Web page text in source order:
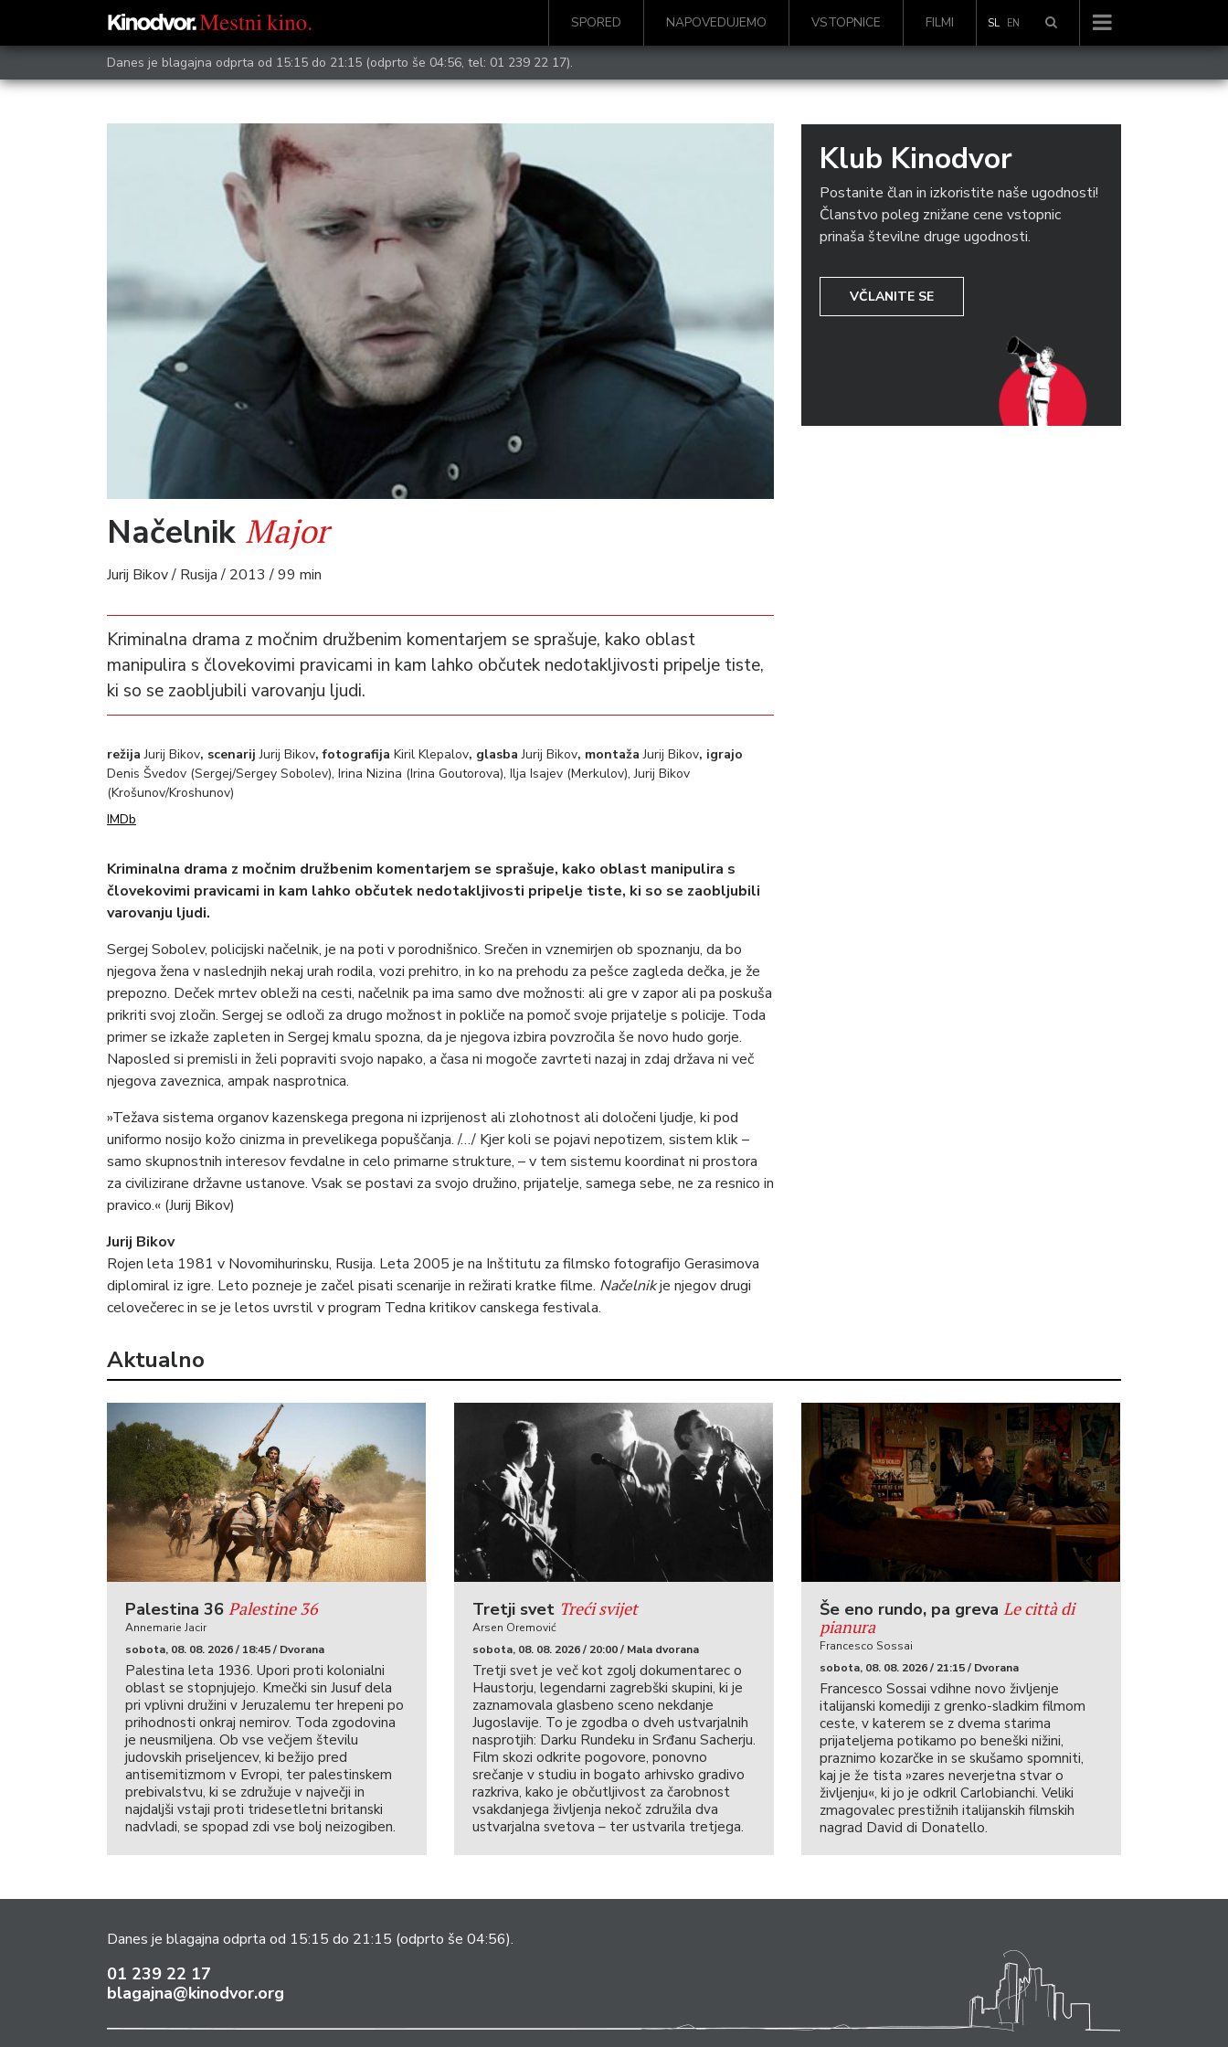
SPORED NAPOVEDUJEMO VSTOPNICE FILMI SL EN
Danes je blagajna odprta od 15:15 do 21:15 (odprto še 04:56, tel: 01 239 22 17).
Načelnik Major
Jurij Bikov / Rusija / 2013 / 99 min
Kriminalna drama z močnim družbenim komentarjem se sprašuje, kako oblast
manipulira s človekovimi pravicami in kam lahko občutek nedotakljivosti pripelje tiste,
ki so se zaobljubili varovanju ljudi.
režija Jurij Bikov, scenarij Jurij Bikov, fotografija Kiril Klepalov, glasba Jurij Bikov, montaža Jurij Bikov, igrajo
Denis Švedov (Sergej/Sergey Sobolev), Irina Nizina (Irina Goutorova), Ilja Isajev (Merkulov), Jurij Bikov
(Krošunov/Kroshunov)
IMDb
Kriminalna drama z močnim družbenim komentarjem se sprašuje, kako oblast manipulira s
človekovimi pravicami in kam lahko občutek nedotakljivosti pripelje tiste, ki so se zaobljubili
varovanju ljudi.
Sergej Sobolev, policijski načelnik, je na poti v porodnišnico. Srečen in vznemirjen ob spoznanju, da bo
njegova žena v naslednjih nekaj urah rodila, vozi prehitro, in ko na prehodu za pešce zagleda dečka, je že
prepozno. Deček mrtev obleži na cesti, načelnik pa ima samo dve možnosti: ali gre v zapor ali pa poskuša
prikriti svoj zločin. Sergej se odloči za drugo možnost in pokliče na pomoč svoje prijatelje s policije. Toda
primer se izkaže zapleten in Sergej kmalu spozna, da je njegova izbira povzročila še novo hudo gorje.
Naposled si premisli in želi popraviti svojo napako, a časa ni mogoče zavrteti nazaj in zdaj država ni več
njegova zaveznica, ampak nasprotnica.
»Težava sistema organov kazenskega pregona ni izprijenost ali zlohotnost ali določeni ljudje, ki pod
uniformo nosijo kožo cinizma in prevelikega popuščanja. /…/ Kjer koli se pojavi nepotizem, sistem klik –
samo skupnostnih interesov fevdalne in celo primarne strukture, – v tem sistemu koordinat ni prostora
za civilizirane državne ustanove. Vsak se postavi za svojo družino, prijatelje, samega sebe, ne za resnico in
pravico.« (Jurij Bikov)
Jurij Bikov
Rojen leta 1981 v Novomihurinsku, Rusija. Leta 2005 je na Inštitutu za filmsko fotografijo Gerasimova
diplomiral iz igre. Leto pozneje je začel pisati scenarije in režirati kratke filme. Načelnikje njegov drugi
celovečerec in se je letos uvrstil v program Tedna kritikov canskega festivala.
Klub Kinodvor
Postanite član in izkoristite naše ugodnosti!
Članstvo poleg znižane cene vstopnic
prinaša številne druge ugodnosti.
VČLANITE SE
Aktualno
Palestina 36 Palestine 36
Annemarie Jacir
sobota, 08. 08. 2026 / 18:45 / Dvorana
Palestina leta 1936. Upori proti kolonialni
oblast se stopnjujejo. Kmečki sin Jusuf dela
pri vplivni družini v Jeruzalemu ter hrepeni po
prihodnosti onkraj nemirov. Toda zgodovina
je neusmiljena. Ob vse večjem številu
judovskih priseljencev, ki bežijo pred
antisemitizmom v Evropi, ter palestinskem
prebivalstvu, ki se združuje v največji in
najdaljši vstaji proti tridesetletni britanski
nadvladi, se spopad zdi vse bolj neizogiben.
Tretji svet Treći svijet
Arsen Oremović
sobota, 08. 08. 2026 / 20:00 / Mala dvorana
Tretji svet je več kot zgolj dokumentarec o
Haustorju, legendarni zagrebški skupini, ki je
zaznamovala glasbeno sceno nekdanje
Jugoslavije. To je zgodba o dveh ustvarjalnih
nasprotjih: Darku Rundeku in Srđanu Sacherju.
Film skozi odkrite pogovore, ponovno
srečanje v studiu in bogato arhivsko gradivo
razkriva, kako je občutljivost za čarobnost
vsakdanjega življenja nekoč združila dva
ustvarjalna svetova – ter ustvarila tretjega.
Še eno rundo, pa greva Le città di
pianura
Francesco Sossai
sobota, 08. 08. 2026 / 21:15 / Dvorana
Francesco Sossai vdihne novo življenje
italijanski komediji z grenko-sladkim filmom
ceste, v katerem se z dvema starima
prijateljema potikamo po beneški nižini,
praznimo kozarčke in se skušamo spomniti,
kaj je že tista »zares neverjetna stvar o
življenju«, ki jo je odkril Carlobianchi. Veliki
zmagovalec prestižnih italijanskih filmskih
nagrad David di Donatello.
Danes je blagajna odprta od 15:15 do 21:15 (odprto še 04:56).
01 239 22 17
blagajna@kinodvor.org